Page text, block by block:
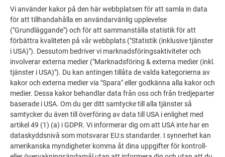
LÅT DIG INSPIRERAS
FLER OBJEKT
PREFA:s referensgalleri visar hur mångsidigt
aluminium kan användas. Upptäck fler imponerande
projekt med PREFA:s hållbara aluminiumlösningar för
tak, solenergi och fasader.
SE FLER REFERENSER
Vi använder kakor på den här webbplatsen för att samla in data
för att tillhandahålla en användarvänlig upplevelse
("Grundläggande") och för att sammanställa statistik för att
förbättra kvaliteten på vår webbplats ("Statistik (inklusive tjänster
i USA)"). Dessutom bedriver vi marknadsföringsaktiviteter och
involverar externa medier ("Marknadsföring & externa medier (inkl.
tjänster i USA)"). Du kan antingen tillåta de valda kategorierna av
kakor och externa medier via "Spara" eller godkänna alla kakor och
medier. Dessa kakor behandlar data från oss och från tredjeparter
baserade i USA. Om du ger ditt samtycke till alla tjänster så
samtycker du även till överföring av data till USA i enlighet med
artikel 49 (1) (a) i GDPR. Vi informerar dig om att USA inte har en
dataskyddsnivå som motsvarar EU:s standarder. I synnerhet kan
amerikanska myndigheter komma åt dina uppgifter för kontroll-